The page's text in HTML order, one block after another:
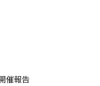
催報告